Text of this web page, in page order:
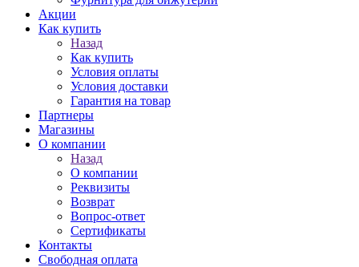
Акции
Как купить
Назад
Как купить
Условия оплаты
Условия доставки
Гарантия на товар
Партнеры
Магазины
О компании
Назад
О компании
Реквизиты
Возврат
Вопрос-ответ
Сертификаты
Контакты
Свободная оплата